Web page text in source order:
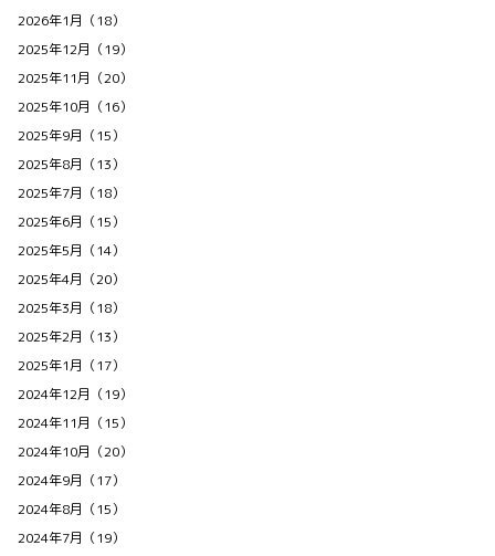
2026年1月（18）
2025年12月（19）
2025年11月（20）
2025年10月（16）
2025年9月（15）
2025年8月（13）
2025年7月（18）
2025年6月（15）
2025年5月（14）
2025年4月（20）
2025年3月（18）
2025年2月（13）
2025年1月（17）
2024年12月（19）
2024年11月（15）
2024年10月（20）
2024年9月（17）
2024年8月（15）
2024年7月（19）